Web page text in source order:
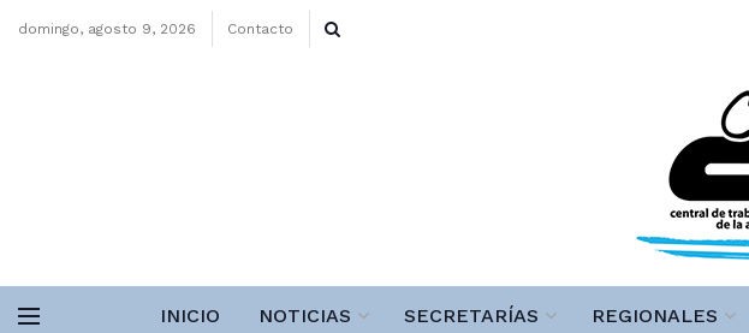
domingo, agosto 9, 2026 Contacto
INICIO NOTICIAS SECRETARÍAS REGIONALES